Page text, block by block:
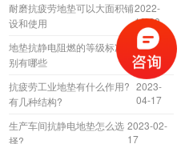
耐磨抗疲劳地垫可以大面积铺
设和使用
2022-
10-20
地垫抗静电阻燃的等级标准分
别有哪些
2022-
02-24
抗疲劳工业地垫有什么作用?
有几种结构?
2023-
04-17
生产车间抗静电地垫怎么选
择?
2023-02-
17